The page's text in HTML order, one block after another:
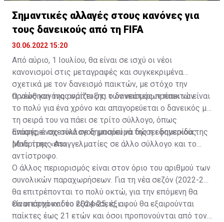
Σημαντικές αλλαγές στους κανόνες για
τους δανεικούς από τη FIFA
30.06.2022 15:20
Από αύριο, 1 Ιουλίου, θα είναι σε ισχύ οι νέοι
κανονισμοί στις μεταγραφές και συγκεκριμένα
σχετικά με τον δανεισμό παικτών, με στόχο την
προώθηση της ανάπτυξης των νεότερων παικτών.
Ο νέος κανόνας ορίζει ότι ο δανεισμός πρέπει να είναι
το πολύ για ένα χρόνο και απαγορεύεται ο δανεικός με
τη σειρά του να πάει σε τρίτο σύλλογο, όπως
αναφέρει σχετικά σε δημοσίευμά της η εφημερίδα της
Μαδρίτης «As».
Επίσης, ένας σύλλογος μπορεί να δώσει δανεικούς
μόνο τρεις επαγγελματίες σε άλλο σύλλογο και το
αντίστροφο.
Ο άλλος περιορισμός είναι στον όριο του αριθμού των
συνολικών παραχωρήσεων. Για τη νέα σεζόν (2022-23)
θα επιτρέπονται το πολύ οκτώ, για την επόμενη θα
είναι επτά και το 2024-25, έξι.
Θα υπάρχουν δύο εξαιρέσεις, αφού θα εξαιρούνται
παίκτες έως 21 ετών και όσοι προπονούνται από τον